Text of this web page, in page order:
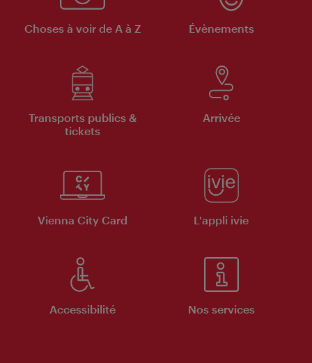
Choses à voir de A à Z Évènements
Transports publics &
tickets
Arrivée
Vienna City Card L'appli ivie
Accessibilité Nos services